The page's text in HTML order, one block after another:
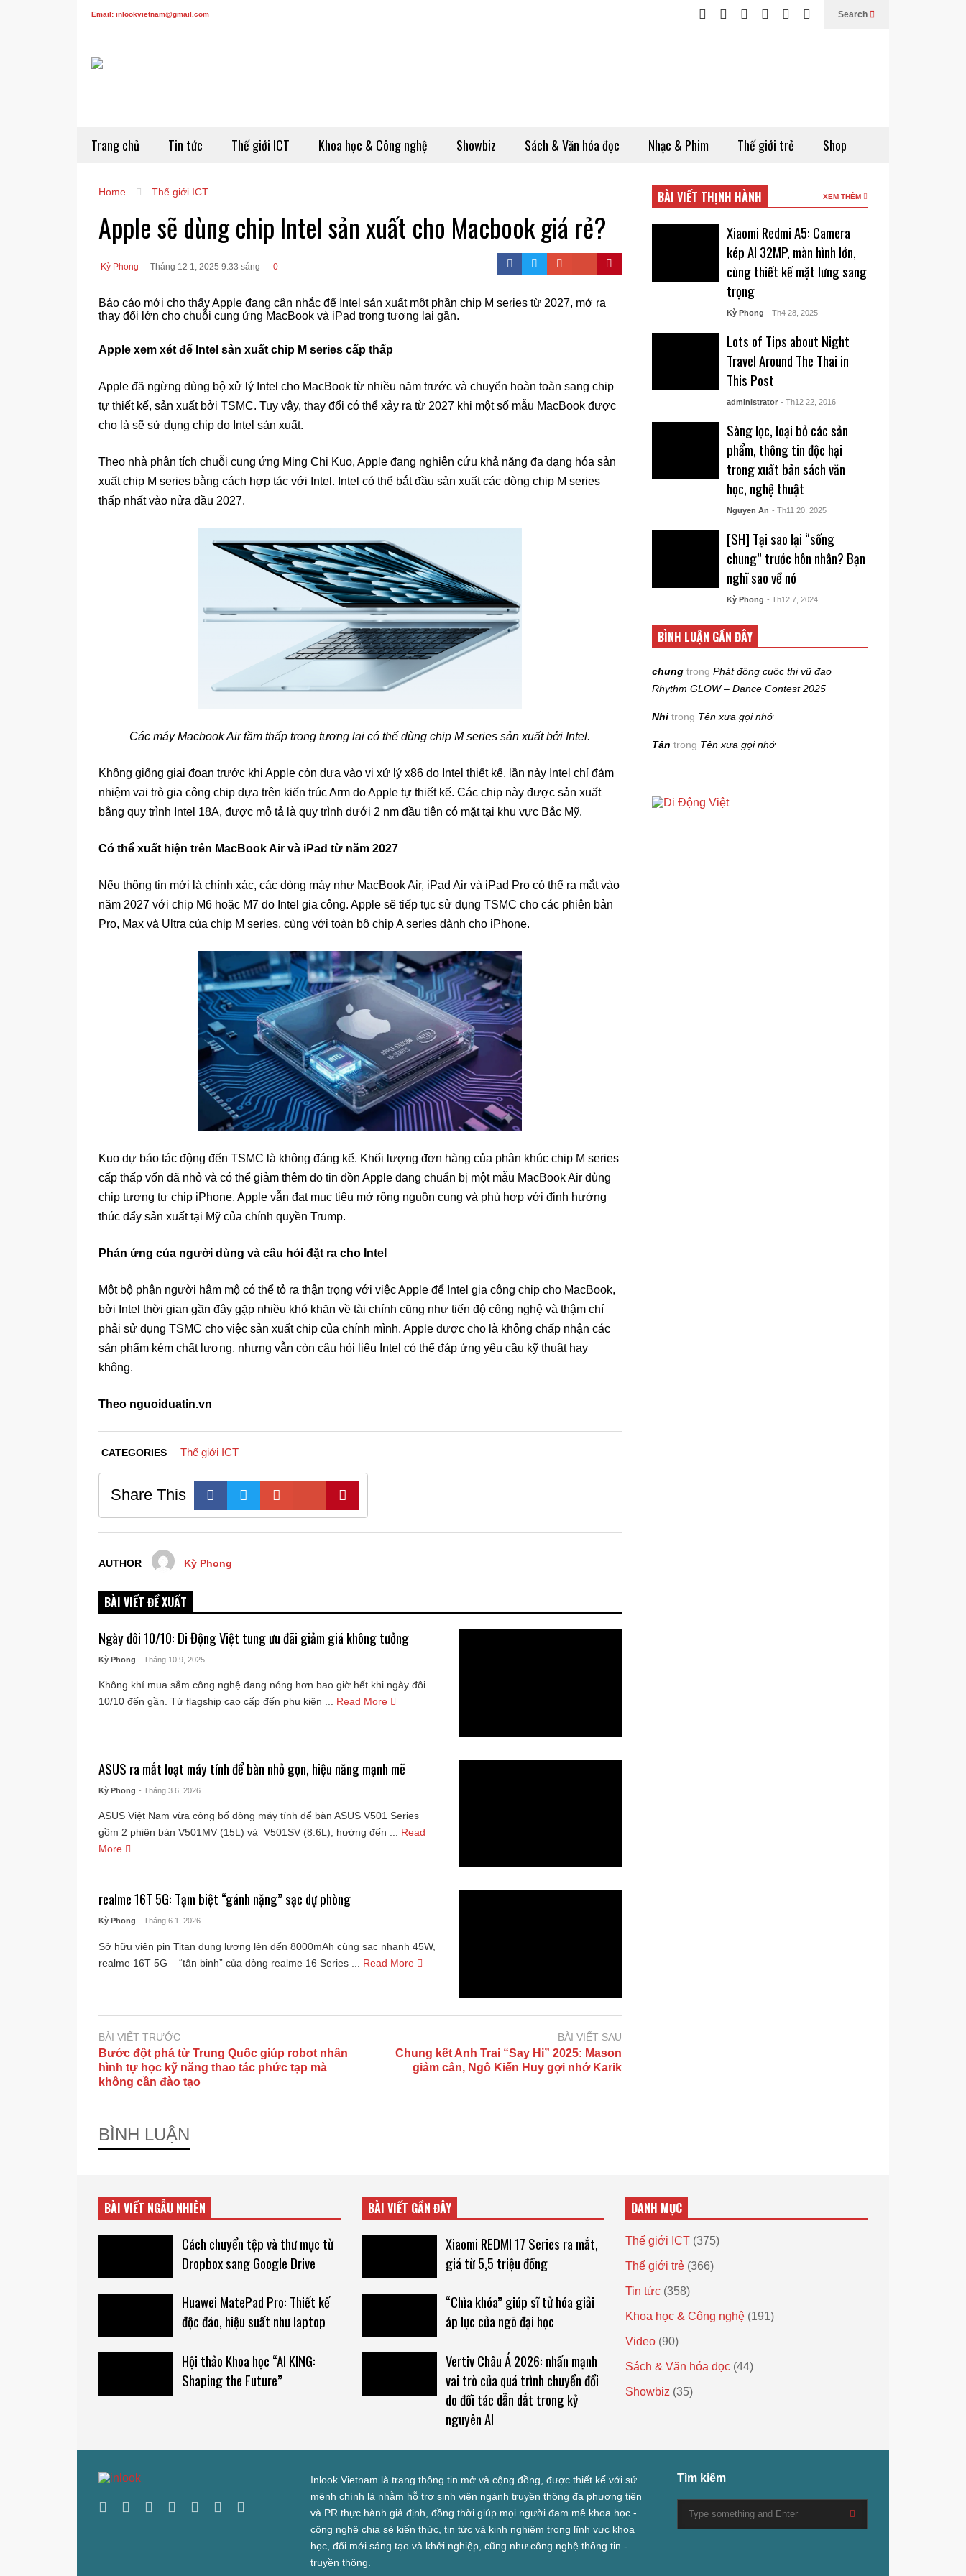
Email: inlookvietnam@gmail.com Search
Trang chủ Tin tức Thế giới ICT Khoa học & Công nghệ Showbiz Sách & Văn hóa đọc Nhạc & Phim Thế giới trẻ Shop
Home Thế giới ICT
Apple sẽ dùng chip Intel sản xuất cho Macbook giá rẻ?
Kỳ Phong Tháng 12 1, 2025 9:33 sáng 0
Báo cáo mới cho thấy Apple đang cân nhắc để Intel sản xuất một phần chip M series từ 2027, mở ra
thay đổi lớn cho chuỗi cung ứng MacBook và iPad trong tương lai gần.
Apple xem xét để Intel sản xuất chip M series cấp thấp
Apple đã ngừng dùng bộ xử lý Intel cho MacBook từ nhiều năm trước và chuyển hoàn toàn sang chip
tự thiết kế, sản xuất bởi TSMC. Tuy vậy, thay đổi có thể xảy ra từ 2027 khi một số mẫu MacBook được
cho là sẽ sử dụng chip do Intel sản xuất.
Theo nhà phân tích chuỗi cung ứng Ming Chi Kuo, Apple đang nghiên cứu khả năng đa dạng hóa sản
xuất chip M series bằng cách hợp tác với Intel. Intel có thể bắt đầu sản xuất các dòng chip M series
thấp nhất vào nửa đầu 2027.
Các máy Macbook Air tầm thấp trong tương lai có thể dùng chip M series sản xuất bởi Intel.
Không giống giai đoạn trước khi Apple còn dựa vào vi xử lý x86 do Intel thiết kế, lần này Intel chỉ đảm
nhiệm vai trò gia công chip dựa trên kiến trúc Arm do Apple tự thiết kế. Các chip này được sản xuất
bằng quy trình Intel 18A, được mô tả là quy trình dưới 2 nm đầu tiên có mặt tại khu vực Bắc Mỹ.
Có thể xuất hiện trên MacBook Air và iPad từ năm 2027
Nếu thông tin mới là chính xác, các dòng máy như MacBook Air, iPad Air và iPad Pro có thể ra mắt vào
năm 2027 với chip M6 hoặc M7 do Intel gia công. Apple sẽ tiếp tục sử dụng TSMC cho các phiên bản
Pro, Max và Ultra của chip M series, cùng với toàn bộ chip A series dành cho iPhone.
Kuo dự báo tác động đến TSMC là không đáng kể. Khối lượng đơn hàng của phân khúc chip M series
cấp thấp vốn đã nhỏ và có thể giảm thêm do tin đồn Apple đang chuẩn bị một mẫu MacBook Air dùng
chip tương tự chip iPhone. Apple vẫn đạt mục tiêu mở rộng nguồn cung và phù hợp với định hướng
thúc đẩy sản xuất tại Mỹ của chính quyền Trump.
Phản ứng của người dùng và câu hỏi đặt ra cho Intel
Một bộ phận người hâm mộ có thể tỏ ra thận trọng với việc Apple để Intel gia công chip cho MacBook,
bởi Intel thời gian gần đây gặp nhiều khó khăn về tài chính cũng như tiến độ công nghệ và thậm chí
phải sử dụng TSMC cho việc sản xuất chip của chính mình. Apple được cho là không chấp nhận các
sản phẩm kém chất lượng, nhưng vẫn còn câu hỏi liệu Intel có thể đáp ứng yêu cầu kỹ thuật hay
không.
Theo nguoiduatin.vn
CATEGORIES Thế giới ICT
Share This
AUTHOR Kỳ Phong
BÀI VIẾT ĐỀ XUẤT
Ngày đôi 10/10: Di Động Việt tung ưu đãi giảm giá không tưởng
Kỳ Phong - Tháng 10 9, 2025
Không khí mua sắm công nghệ đang nóng hơn bao giờ hết khi ngày đôi
10/10 đến gần. Từ flagship cao cấp đến phụ kiện ... Read More
ASUS ra mắt loạt máy tính để bàn nhỏ gọn, hiệu năng mạnh mẽ
Kỳ Phong - Tháng 3 6, 2026
ASUS Việt Nam vừa công bố dòng máy tính để bàn ASUS V501 Series
gồm 2 phiên bản V501MV (15L) và ​V501SV (8.6L), hướng đến ...
Read
More
realme 16T 5G: Tạm biệt “gánh nặng” sạc dự phòng
Kỳ Phong - Tháng 6 1, 2026
Sở hữu viên pin Titan dung lượng lên đến 8000mAh cùng sạc nhanh 45W,
realme 16T 5G – “tân binh” của dòng realme 16 Series ...
Read More
BÀI VIẾT TRƯỚC
Bước đột phá từ Trung Quốc giúp robot nhân
hình tự học kỹ năng thao tác phức tạp mà
không cần đào tạo
BÀI VIẾT SAU
Chung kết Anh Trai “Say Hi” 2025: Mason
giảm cân, Ngô Kiến Huy gợi nhớ Karik
BÌNH LUẬN
BÀI VIẾT THỊNH HÀNH XEM THÊM
Xiaomi Redmi A5: Camera
kép AI 32MP, màn hình lớn,
cùng thiết kế mặt lưng sang
trọng
Kỳ Phong - Th4 28, 2025
Lots of Tips about Night
Travel Around The Thai in
This Post
administrator - Th12 22, 2016
Sàng lọc, loại bỏ các sản
phẩm, thông tin độc hại
trong xuất bản sách văn
học, nghệ thuật
Nguyen An - Th11 20, 2025
[SH] Tại sao lại “sống
chung” trước hôn nhân? Bạn
nghĩ sao về nó
Kỳ Phong - Th12 7, 2024
BÌNH LUẬN GẦN ĐÂY
chung trongPhát động cuộc thi vũ đạo
Rhythm GLOW – Dance Contest 2025
Nhi trong Tên xưa gọi nhớ
Tân trong Tên xưa gọi nhớ
BÀI VIẾT NGẪU NHIÊN
Cách chuyển tệp và thư mục từ
Dropbox sang Google Drive
Huawei MatePad Pro: Thiết kế
độc đáo, hiệu suất như laptop
Hội thảo Khoa học “AI KING:
Shaping the Future”
BÀI VIẾT GẦN ĐÂY
Xiaomi REDMI 17 Series ra mắt,
giá từ 5,5 triệu đồng
“Chìa khóa” giúp sĩ tử hóa giải
áp lực cửa ngõ đại học
Vertiv Châu Á 2026: nhấn mạnh
vai trò của quá trình chuyển đổi
do đối tác dẫn dắt trong kỷ
nguyên AI
DANH MỤC
Thế giới ICT (375)
Thế giới trẻ (366)
Tin tức (358)
Khoa học & Công nghệ (191)
Video (90)
Sách & Văn hóa đọc (44)
Showbiz (35)
Inlook Vietnam là trang thông tin mở và cộng đồng, được thiết kế với sứ
mệnh chính là nhằm hỗ trợ sinh viên ngành truyền thông đa phương tiện
và PR thực hành giả định, đồng thời giúp mọi người đam mê khoa học -
công nghệ chia sẻ kiến thức, tin tức và kinh nghiệm trong lĩnh vực khoa
học, đổi mới sáng tạo và khởi nghiệp, cũng như công nghệ thông tin -
truyền thông.
Tìm kiếm